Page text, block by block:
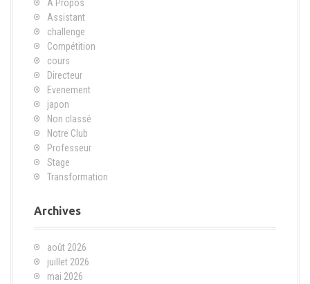
A Propos
Assistant
challenge
Compétition
cours
Directeur
Evenement
japon
Non classé
Notre Club
Professeur
Stage
Transformation
Archives
août 2026
juillet 2026
mai 2026